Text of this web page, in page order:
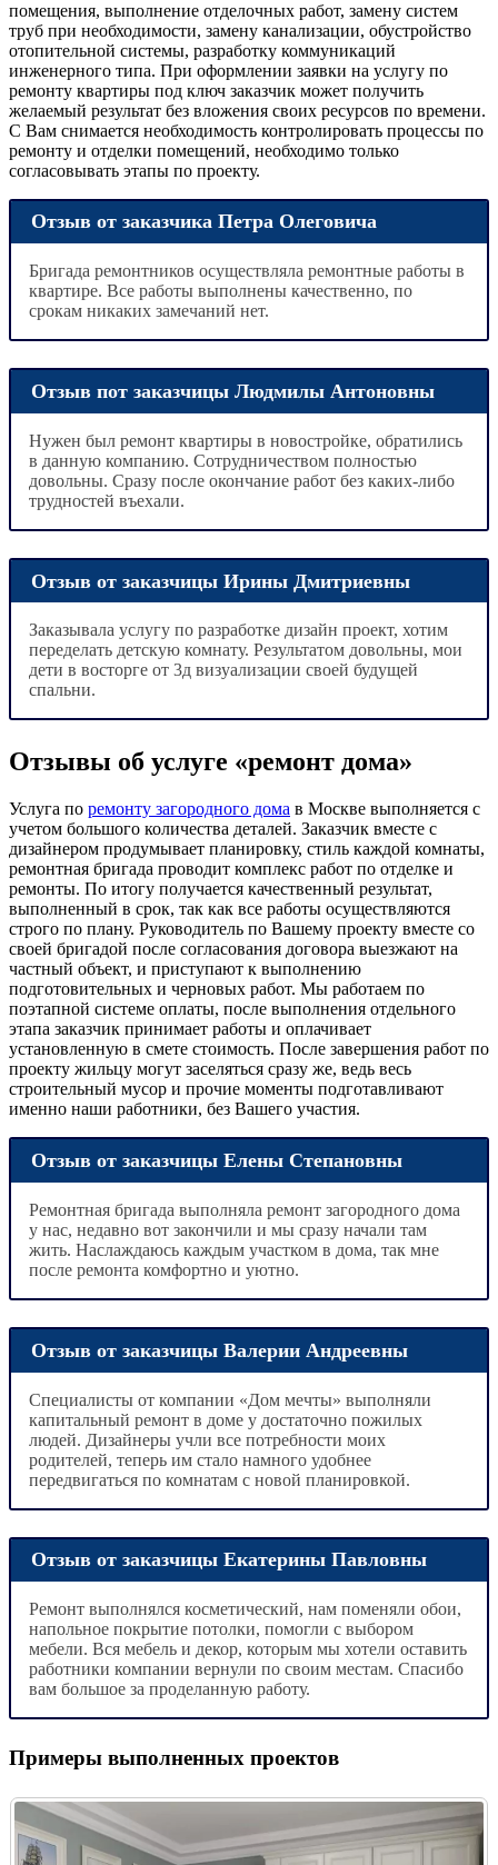
помещения, выполнение отделочных работ, замену систем
труб при необходимости, замену канализации, обустройство
отопительной системы, разработку коммуникаций
инженерного типа. При оформлении заявки на услугу по
ремонту квартиры под ключ заказчик может получить
желаемый результат без вложения своих ресурсов по времени.
С Вам снимается необходимость контролировать процессы по
ремонту и отделки помещений, необходимо только
согласовывать этапы по проекту.
Отзыв от заказчика Петра Олеговича
Бригада ремонтников осуществляла ремонтные работы в
квартире. Все работы выполнены качественно, по
срокам никаких замечаний нет.
Отзыв пот заказчицы Людмилы Антоновны
Нужен был ремонт квартиры в новостройке, обратились
в данную компанию. Сотрудничеством полностью
довольны. Сразу после окончание работ без каких-либо
трудностей въехали.
Отзыв от заказчицы Ирины Дмитриевны
Заказывала услугу по разработке дизайн проект, хотим
переделать детскую комнату. Результатом довольны, мои
дети в восторге от 3д визуализации своей будущей
спальни.
Отзывы об услуге «ремонт дома»
Услуга по ремонту загородного дома в Москве выполняется с
учетом большого количества деталей. Заказчик вместе с
дизайнером продумывает планировку, стиль каждой комнаты,
ремонтная бригада проводит комплекс работ по отделке и
ремонты. По итогу получается качественный результат,
выполненный в срок, так как все работы осуществляются
строго по плану. Руководитель по Вашему проекту вместе со
своей бригадой после согласования договора выезжают на
частный объект, и приступают к выполнению
подготовительных и черновых работ. Мы работаем по
поэтапной системе оплаты, после выполнения отдельного
этапа заказчик принимает работы и оплачивает
установленную в смете стоимость. После завершения работ по
проекту жильцу могут заселяться сразу же, ведь весь
строительный мусор и прочие моменты подготавливают
именно наши работники, без Вашего участия.
Отзыв от заказчицы Елены Степановны
Ремонтная бригада выполняла ремонт загородного дома
у нас, недавно вот закончили и мы сразу начали там
жить. Наслаждаюсь каждым участком в дома, так мне
после ремонта комфортно и уютно.
Отзыв от заказчицы Валерии Андреевны
Специалисты от компании «Дом мечты» выполняли
капитальный ремонт в доме у достаточно пожилых
людей. Дизайнеры учли все потребности моих
родителей, теперь им стало намного удобнее
передвигаться по комнатам с новой планировкой.
Отзыв от заказчицы Екатерины Павловны
Ремонт выполнялся косметический, нам поменяли обои,
напольное покрытие потолки, помогли с выбором
мебели. Вся мебель и декор, которым мы хотели оставить
работники компании вернули по своим местам. Спасибо
вам большое за проделанную работу.
Примеры выполненных проектов